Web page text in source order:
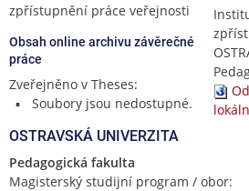
zpřístupnění práce veřejnosti
Obsah online archivu závěrečné
práce
Zveřejněno v Theses:
Soubory jsou nedostupné.
OSTRAVSKÁ UNIVERZITA
Pedagogická fakulta
Magisterský studijní program / obor: